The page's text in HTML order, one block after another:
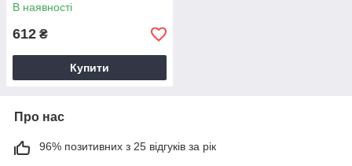
В наявності
612 ₴
Купити
Про нас
96% позитивних з 25 відгуків за рік